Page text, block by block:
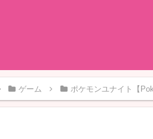
ゲーム ポケモンユナイト【